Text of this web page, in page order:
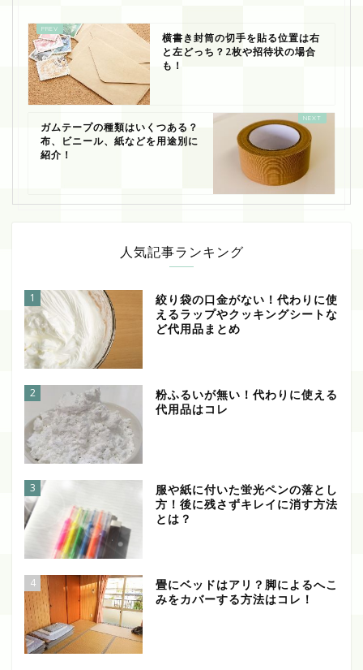
横書き封筒の切手を貼る位置は右
と左どっち？2枚や招待状の場合
も！
ガムテープの種類はいくつある？
布、ビニール、紙などを用途別に
紹介！
人気記事ランキング
1
絞り袋の口金がない！代わりに使
えるラップやクッキングシートな
ど代用品まとめ
2
粉ふるいが無い！代わりに使える
代用品はコレ
3
服や紙に付いた蛍光ペンの落とし
方！後に残さずキレイに消す方法
とは？
4
畳にベッドはアリ？脚によるへこ
みをカバーする方法はコレ！